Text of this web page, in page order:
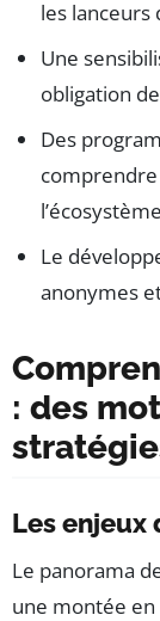
les lanceurs
Une
obligation
Des
comprendre
Le
anonymes
: des
Les enjeux
Le panorama
une montée en